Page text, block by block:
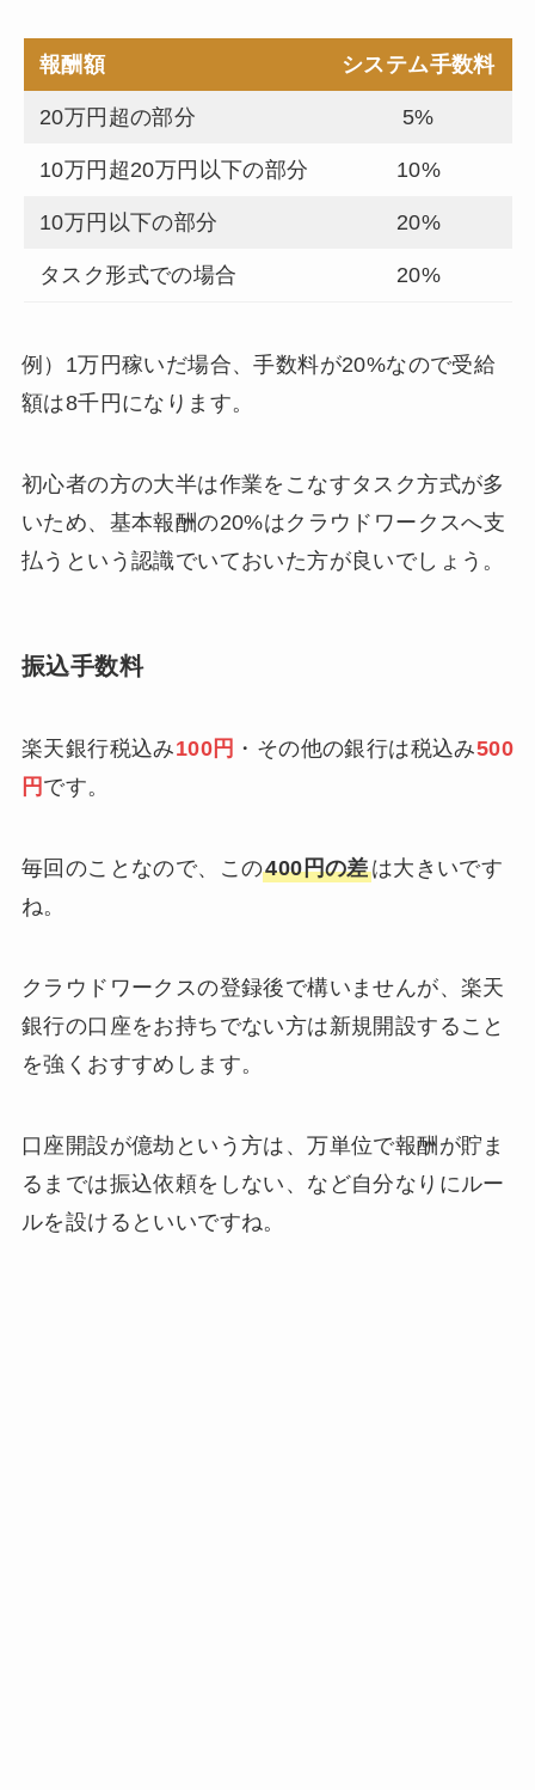
報酬額 システム手数料
20万円超の部分 5%
10万円超20万円以下の部分 10%
10万円以下の部分 20%
タスク形式での場合 20%
例）1万円稼いだ場合、手数料が20%なので受給
額は8千円になります。
初心者の方の大半は作業をこなすタスク方式が多
いため、基本報酬の20%はクラウドワークスへ支
払うという認識でいておいた方が良いでしょう。
振込手数料
楽天銀行税込み100円 ・その他の銀行は税込み500
円 です。
毎回のことなので、この400円の差は大きいです
ね。
クラウドワークスの登録後で構いませんが、楽天
銀行の口座をお持ちでない方は新規開設すること
を強くおすすめします。
口座開設が億劫という方は、万単位で報酬が貯ま
るまでは振込依頼をしない、など自分なりにルー
ルを設けるといいですね。